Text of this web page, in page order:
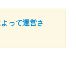
って運営さ